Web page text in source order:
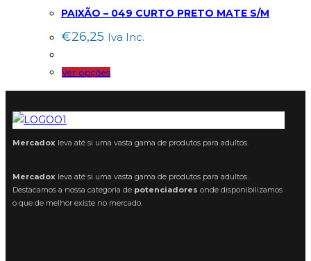
on
product
PAIXÃO – 049 CURTO PRETO MATE S/M
€26,25 Iva Inc.
Ver opções
product
variants.
options
may
be
Mercadox leva até si uma vasta gama de produtos para adultos.
Mercadox leva até si uma vasta gama de produtos para adultos.
Destacamos a nossa categoria de potenciadores onde disponibilizamos
o que de melhor existe no mercado.